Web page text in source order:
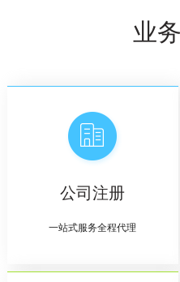
业
公司注册
一站式服务全程代理